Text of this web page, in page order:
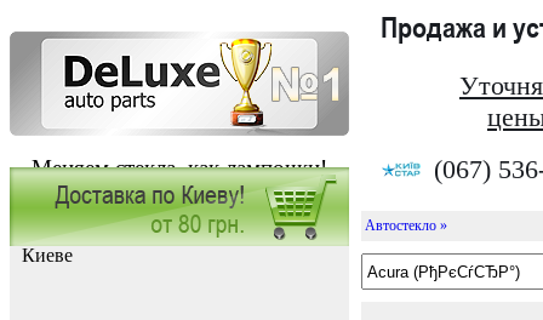
Меняем стекла, как лампочки!
Продажа и
(067)
Заказать установку автостекла в
Киеве
Автостекло »